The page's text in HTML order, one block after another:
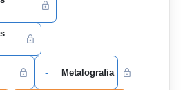
- Metalografia